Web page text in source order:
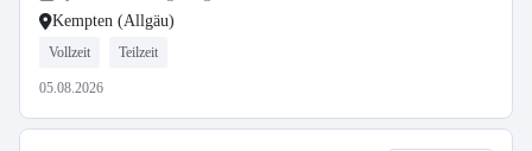
Kempten (Allgäu)
Vollzeit Teilzeit
05.08.2026